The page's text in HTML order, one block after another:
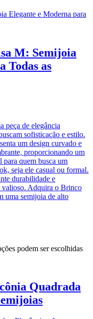
M: Semijoia
Todas as
peça de elegância
sofisticação e estilo.
um design curvado e
proporcionando um
quem busca um
seja ele casual ou formal.
durabilidade e
valioso. Adquira o Brinco
uma semijoia de alto
podem ser escolhidas
Quadrada